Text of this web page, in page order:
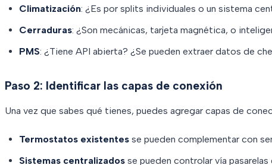
Climatización: ¿Es por splits individuales o un sistema
Cerraduras: ¿Son mecánicas, tarjeta magnética, o
PMS: ¿Tiene API abierta? ¿Se pueden extraer datos de
Paso 2: Identificar las capas de conexión
Una vez que sabes qué tienes, puedes agregar capas de
Termostatos existentes se pueden complementar con
Sistemas centralizados se pueden controlar vía